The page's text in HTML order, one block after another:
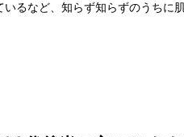
るなど、知らず知らずのうちに